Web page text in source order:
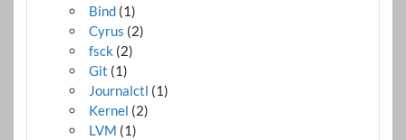
Bind (1)
Cyrus (2)
fsck (2)
Git (1)
Journalctl (1)
Kernel (2)
LVM (1)